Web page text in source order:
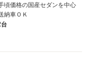
頃価格の国産セダンを中心
納車ＯＫ
台